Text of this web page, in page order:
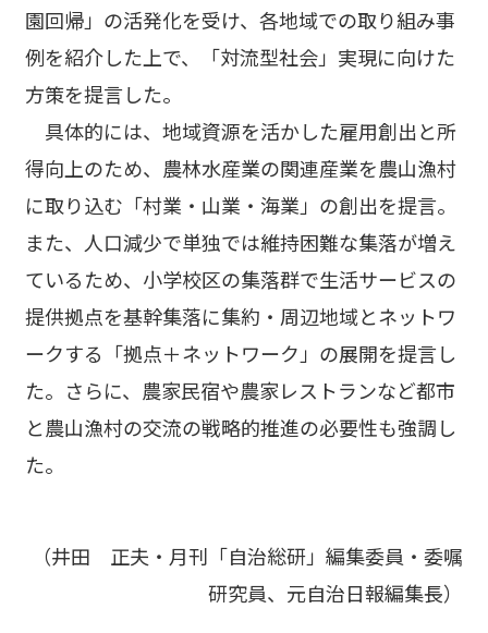
園回帰」の活発化を受け、各地域での取り組み事
例を紹介した上で、「対流型社会」実現に向けた
方策を提言した。
具体的には、地域資源を活かした雇用創出と所
得向上のため、農林水産業の関連産業を農山漁村
に取り込む「村業・山業・海業」の創出を提言。
また、人口減少で単独では維持困難な集落が増え
ているため、小学校区の集落群で生活サービスの
提供拠点を基幹集落に集約・周辺地域とネットワ
ークする「拠点＋ネットワーク」の展開を提言し
た。さらに、農家民宿や農家レストランなど都市
と農山漁村の交流の戦略的推進の必要性も強調し
た。
（井田 正夫・月刊「自治総研」編集委員・委嘱
研究員、元自治日報編集長）